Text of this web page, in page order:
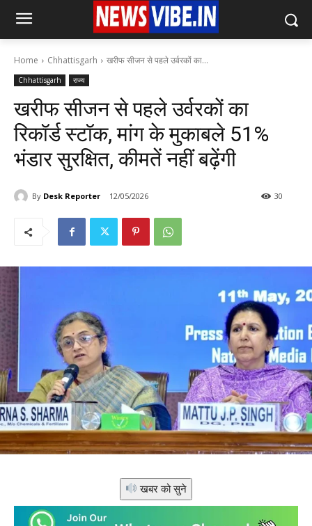
Home Chhattisgarh खरीफ सीजन से पहले उर्वरकों का...
Chhattisgarh राज्य
खरीफ सीजन से पहले उर्वरकों का
रिकॉर्ड स्टॉक, मांग के मुकाबले 51%
भंडार सुरक्षित, कीमतें नहीं बढ़ेंगी
By Desk Reporter 12/05/2026 30
खबर को सुने